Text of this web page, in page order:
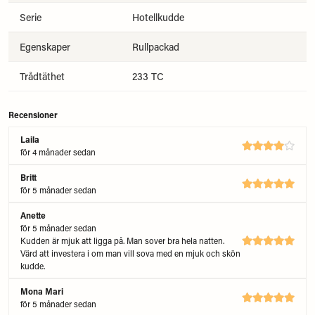
Serie Hotellkudde
Egenskaper Rullpackad
Trådtäthet 233 TC
Recensioner
Laila
för 4 månader sedan
Britt
för 5 månader sedan
Anette
för 5 månader sedan
Kudden är mjuk att ligga på. Man sover bra hela natten.
Värd att investera i om man vill sova med en mjuk och skön
kudde.
Mona Mari
för 5 månader sedan